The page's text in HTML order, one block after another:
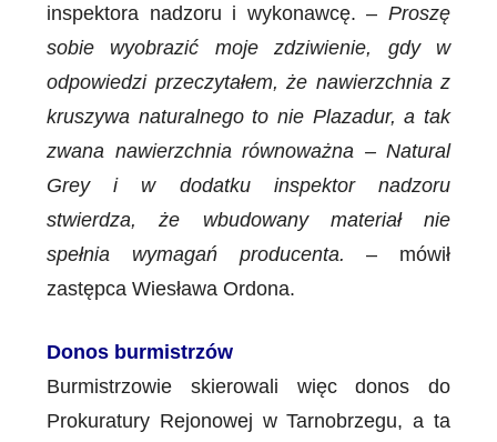
inspektora nadzoru i wykonawcę. – Proszę
sobie wyobrazić moje zdziwienie, gdy w
odpowiedzi przeczytałem, że nawierzchnia z
kruszywa naturalnego to nie Plazadur, a tak
zwana nawierzchnia równoważna – Natural
Grey i w dodatku inspektor nadzoru
stwierdza, że wbudowany materiał nie
spełnia wymagań producenta. – mówił
zastępca Wiesława Ordona.
Donos burmistrzów
Burmistrzowie skierowali więc donos do
Prokuratury Rejonowej w Tarnobrzegu, a ta